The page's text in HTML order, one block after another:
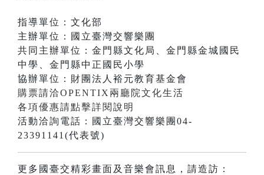
指導單位：文化部
主辦單位：國立臺灣交響樂團
共同主辦單位：金門縣文化局、金門縣金城國民
中學、金門縣中正國民小學
協辦單位：財團法人裕元教育基金會
購票請洽OPENTIX兩廳院文化生活
各項優惠請點擊詳閱說明
活動洽詢電話：國立臺灣交響樂團04-
23391141(代表號)
更多國臺交精彩畫面及音樂會訊息，請造訪：